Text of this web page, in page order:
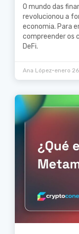
O mundo das
revolucionou a
economia. Para
compreender os
DeFi.
Ana López•enero